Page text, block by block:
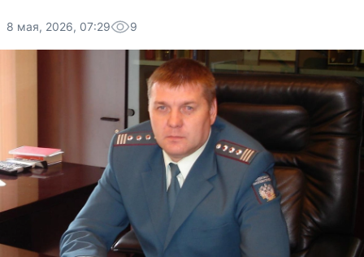
8 мая, 2026, 07:29 9